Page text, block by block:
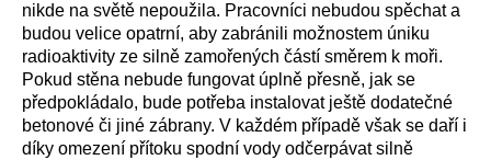
nikde na světě nepoužila. Pracovníci nebudou spěchat a
budou velice opatrní, aby zabránili možnostem úniku
radioaktivity ze silně zamořených částí směrem k moři.
Pokud stěna nebude fungovat úplně přesně, jak se
předpokládalo, bude potřeba instalovat ještě dodatečné
betonové či jiné zábrany. V každém případě však se daří i
díky omezení přítoku spodní vody odčerpávat silně